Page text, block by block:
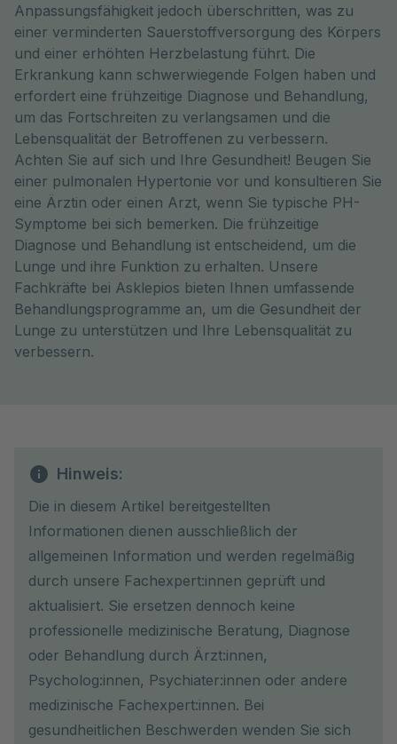
Anpassungsfähigkeit jedoch überschritten, was zu
einer verminderten Sauerstoffversorgung des Körpers
und einer erhöhten Herzbelastung führt. Die
Erkrankung kann schwerwiegende Folgen haben und
erfordert eine frühzeitige Diagnose und Behandlung,
um das Fortschreiten zu verlangsamen und die
Lebensqualität der Betroffenen zu verbessern.
Achten Sie auf sich und Ihre Gesundheit! Beugen Sie
einer pulmonalen Hypertonie vor und konsultieren Sie
eine Ärztin oder einen Arzt, wenn Sie typische PH-
Symptome bei sich bemerken. Die frühzeitige
Diagnose und Behandlung ist entscheidend, um die
Lunge und ihre Funktion zu erhalten. Unsere
Fachkräfte bei Asklepios bieten Ihnen umfassende
Behandlungsprogramme an, um die Gesundheit der
Lunge zu unterstützen und Ihre Lebensqualität zu
verbessern.
Hinweis:
Die in diesem Artikel bereitgestellten
Informationen dienen ausschließlich der
allgemeinen Information und werden regelmäßig
durch unsere Fachexpert:innen geprüft und
aktualisiert. Sie ersetzen dennoch keine
professionelle medizinische Beratung, Diagnose
oder Behandlung durch Ärzt:innen,
Psycholog:innen, Psychiater:innen oder andere
medizinische Fachexpert:innen. Bei
gesundheitlichen Beschwerden wenden Sie sich